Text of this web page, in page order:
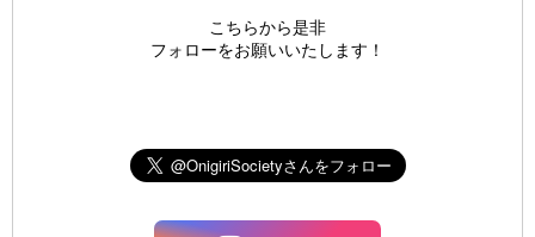
こちらから是非
フォローをお願いいたします！